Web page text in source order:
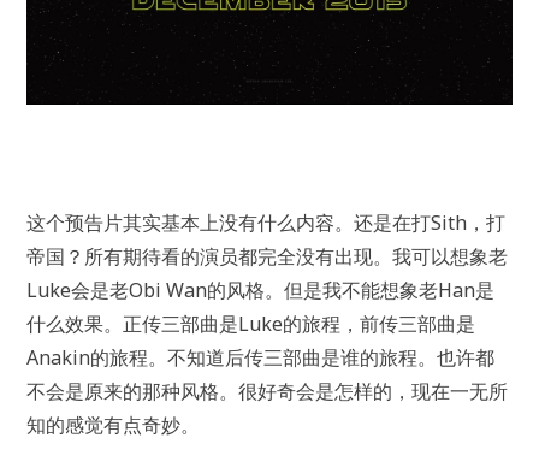
这个预告片其实基本上没有什么内容。还是在打Sith，打
帝国？所有期待看的演员都完全没有出现。我可以想象老
Luke会是老Obi Wan的风格。但是我不能想象老Han是
什么效果。正传三部曲是Luke的旅程，前传三部曲是
Anakin的旅程。不知道后传三部曲是谁的旅程。也许都
不会是原来的那种风格。很好奇会是怎样的，现在一无所
知的感觉有点奇妙。